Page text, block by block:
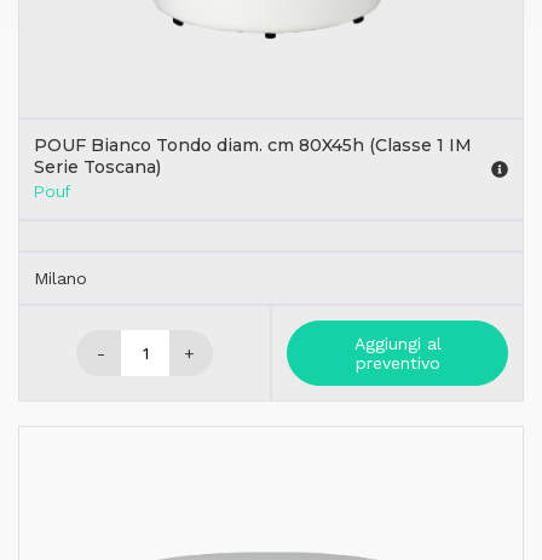
POUF Bianco Tondo diam. cm 80X45h (Classe 1 IM
Serie Toscana)
Pouf
Milano
- +
Aggiungi al
preventivo